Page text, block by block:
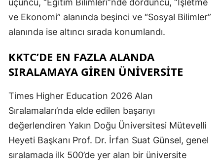
üçüncü, “Eğitim Bilimleri”nde dördüncü, “İşletme
ve Ekonomi” alanında beşinci ve “Sosyal Bilimler”
alanında ise altıncı sırada konumlandı.
KKTC’DE EN FAZLA ALANDA
SIRALAMAYA GIREN ÜNIVERSITE
Times Higher Education 2026 Alan
Sıralamaları’nda elde edilen başarıyı
değerlendiren Yakın Doğu Üniversitesi Mütevelli
Heyeti Başkanı Prof. Dr. İrfan Suat Günsel, genel
sıralamada ilk 500’de yer alan bir üniversite